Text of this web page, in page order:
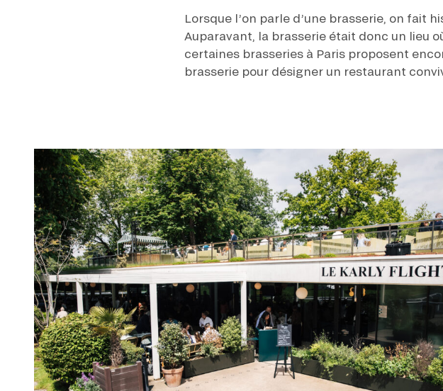
Lorsque l’on parle d’une brasserie, on fait
Auparavant, la brasserie était donc un lieu
certaines brasseries à Paris proposent
brasserie pour désigner un restaurant